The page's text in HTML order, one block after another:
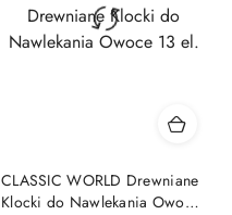
CLASSIC WORLD Drewniane
Klocki do Nawlekania Owoce